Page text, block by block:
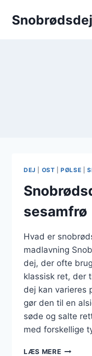
Snobrødsdej
DEJ OST |PØLSE
sesamfrø
Hvad er
madlavning
dej, der ofte
klassisk ret, der
dej kan varieres
gør den til en
søde og salte
med forskellige
LÆS MERE